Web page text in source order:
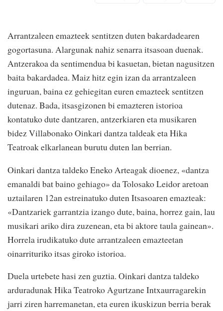
Arrantzaleen emazteek sentitzen duten bakardadearen
gogortasuna. Alargunak nahiz senarra itsasoan duenak.
Antzerakoa da sentimendua bi kasuetan, bietan nagusitzen
baita bakardadea. Maiz hitz egin izan da arrantzaleen
inguruan, baina ez gehiegitan euren emazteek sentitzen
dutenaz. Bada, itsasgizonen bi emazteren istorioa
kontatuko dute dantzaren, antzerkiaren eta musikaren
bidez Villabonako Oinkari dantza taldeak eta Hika
Teatroak elkarlanean burutu duten lan berrian.
Oinkari dantza taldeko Eneko Arteagak dioenez, «dantza
emanaldi bat baino gehiago» da Tolosako Leidor aretoan
uztailaren 12an estreinatuko duten Itsasoaren emazteak:
«Dantzariek garrantzia izango dute, baina, horrez gain, lau
musikari ariko dira zuzenean, eta bi aktore taula gainean».
Horrela irudikatuko dute arrantzaleen emazteetan
oinarrituriko itsas giroko istorioa.
Duela urtebete hasi zen guztia. Oinkari dantza taldeko
arduradunak Hika Teatroko Agurtzane Intxaurragarekin
jarri ziren harremanetan, eta euren ikuskizun berria berak